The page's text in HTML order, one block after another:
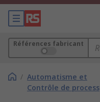
Références fabricant
/ Automatisme et
Contrôle de process